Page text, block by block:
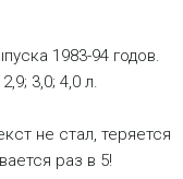
1983-94 годов.
3,0; 4,0 л.
не стал, теряется
раз в 5!